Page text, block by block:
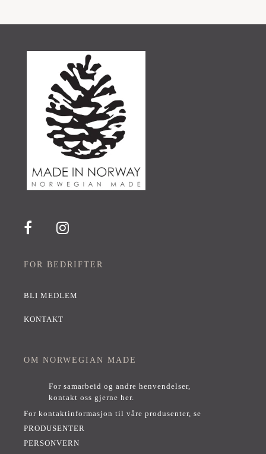
FOR BEDRIFTER
BLI MEDLEM
KONTAKT
OM NORWEGIAN MADE
For samarbeid og andre henvendelser,
kontakt oss gjerne her.
For kontaktinformasjon til våre produsenter, se
PRODUSENTER
PERSONVERN